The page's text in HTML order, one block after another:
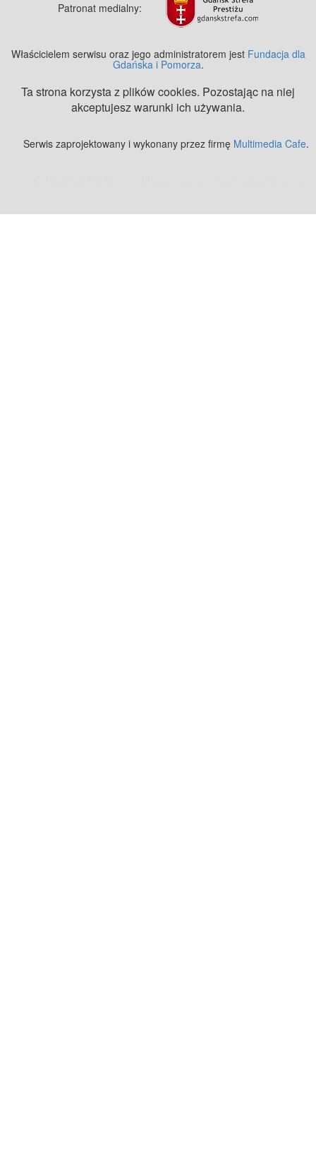
Patronat medialny:
Właścicielem serwisu oraz jego administratorem jest Fundacja dla
Gdańska i Pomorza.
Ta strona korzysta z plików cookies. Pozostając na niej
akceptujesz warunki ich używania.
Serwis zaprojektowany i wykonany przez firmę Multimedia Cafe.